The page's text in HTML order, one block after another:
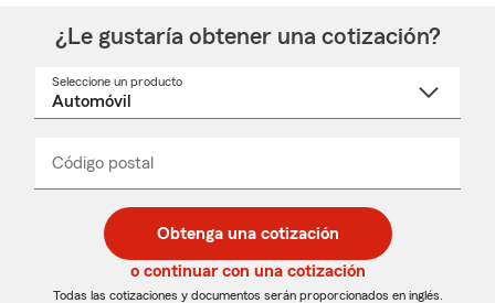
¿Le gustaría obtener una cotización?
Seleccione un producto
desplegable
Código postal
de
5
dígitos
de
5
dígitos
_____
Obtenga una cotización
o continuar con una cotización
Todas las cotizaciones y documentos serán proporcionados en inglés.